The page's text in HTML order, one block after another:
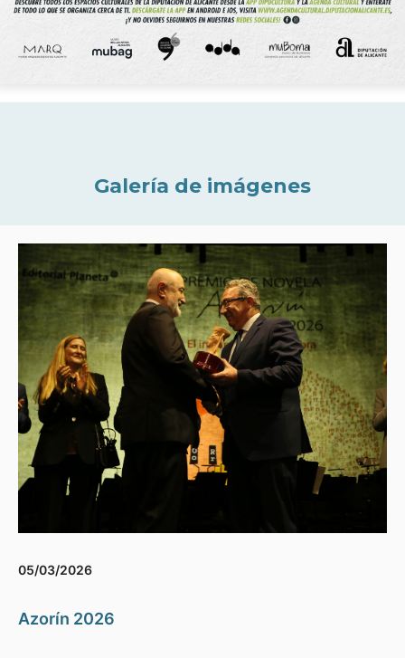
Galería de imágenes
05/03/2026
Azorín 2026